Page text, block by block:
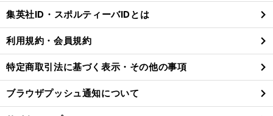
前
る
集英社ID・スポルティーバIDとは
利用規約・会員規約
特定商取引法に基づく表示・その他の事項
ブラウザプッシュ通知について